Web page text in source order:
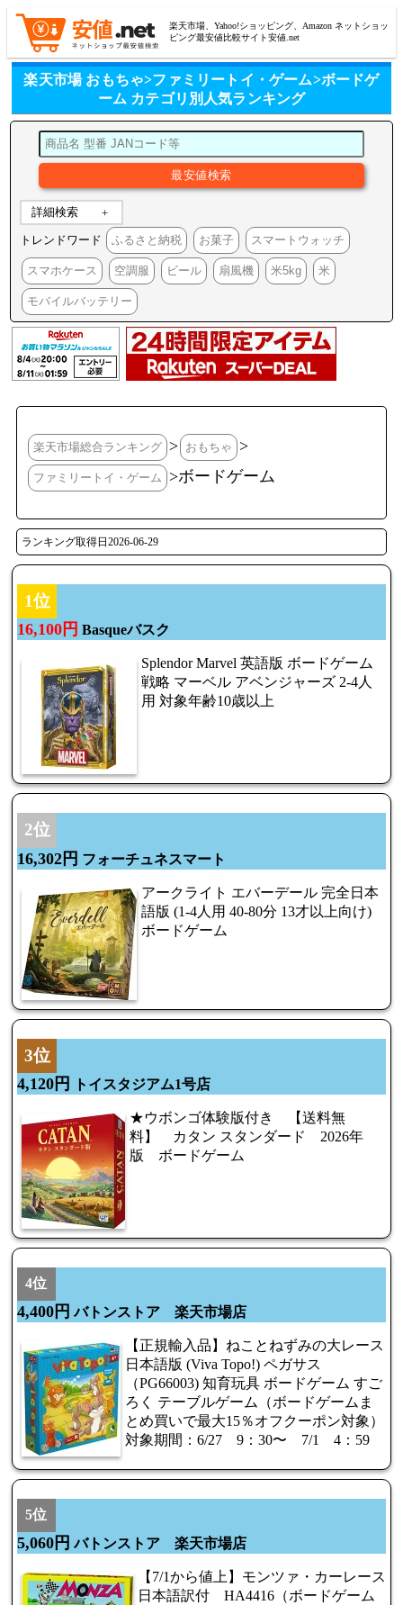
楽天市場、Yahoo!ショッピング、Amazon ネットショッ
ピング最安値比較サイト安値.net
楽天市場 おもちゃ>ファミリートイ・ゲーム>ボードゲ
ーム カテゴリ別人気ランキング
詳細検索
トレンドワード ふるさと納税 お菓子 スマートウォッチ
スマホケース 空調服 ビール 扇風機 米5kg 米
モバイルバッテリー
楽天市場総合ランキング > おもちゃ >
ファミリートイ・ゲーム >ボードゲーム
ランキング取得日2026-06-29
1位
16,100円 Basqueバスク
Splendor Marvel 英語版 ボードゲーム
戦略 マーベル アベンジャーズ 2-4人
用 対象年齢10歳以上
2位
16,302円 フォーチュネスマート
アークライト エバーデール 完全日本
語版 (1-4人用 40-80分 13才以上向け)
ボードゲーム
3位
4,120円 トイスタジアム1号店
★ウボンゴ体験版付き 【送料無
料】 カタン スタンダード 2026年
版 ボードゲーム
4位
4,400円 バトンストア 楽天市場店
【正規輸入品】ねことねずみの大レース
日本語版 (Viva Topo!) ペガサス
（PG66003) 知育玩具 ボードゲーム すご
ろく テーブルゲーム（ボードゲームま
とめ買いで最大15％オフクーポン対象）
対象期間：6/27 9：30〜 7/1 4：59
5位
5,060円 バトンストア 楽天市場店
【7/1から値上】モンツァ・カーレース
日本語訳付 HA4416（ボードゲーム